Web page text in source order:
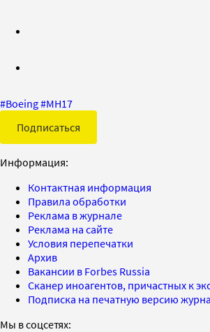
#Boeing#MH17
Подписаться
Информация:
Контактная информация
Правила обработки
Реклама в журнале
Реклама на сайте
Условия перепечатки
Архив
Вакансии в Forbes Russia
Сканер иноагентов, причастных к
Подписка на печатную версию
Мы в соцсетях: